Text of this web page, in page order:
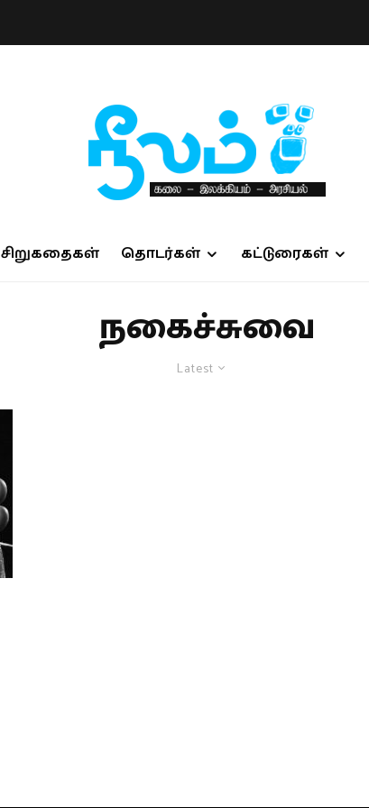
சிறுகதைகள் தொடர்கள் கட்டுரைகள்
நகைச்சுவை
Latest